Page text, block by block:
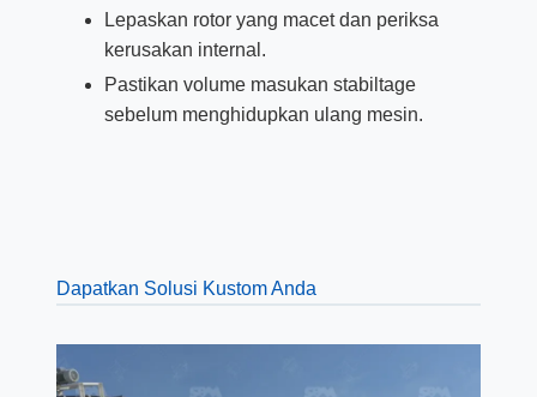
Lepaskan rotor yang macet dan periksa
kerusakan internal.
Pastikan volume masukan stabiltage
sebelum menghidupkan ulang mesin.
Dapatkan Solusi Kustom Anda